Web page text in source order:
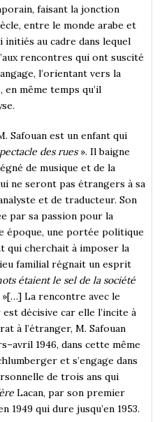
faisant la jonction
entre le monde arabe et
initiés au cadre dans lequel
rencontres qui ont suscité
l’orientant vers la
même temps qu’il
Safouan est un enfant qui
des rues». Il baigne
de musique et de la
ne seront pas étrangers à sa
et de traducteur. Son
par sa passion pour la
époque, une portée politique
qui cherchait à imposer la
familial régnait un esprit
étaient le sel de la société
»[…] La rencontre avec le
décisive car elle l’incite à
à l’étranger, M. Safouan
1946, dans cette même
et s’engage dans
de trois ans qui
Lacan, par son premier
1949 qui dure jusqu’en 1953.